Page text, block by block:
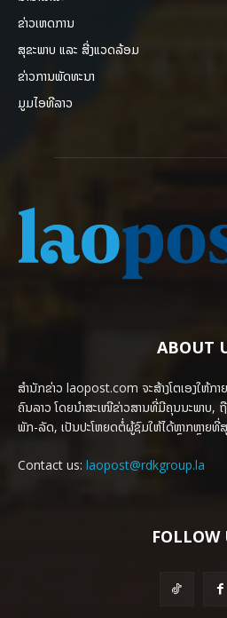
ຂ່າວເຫດການ
ສຸຂະພາບ ແລະ ສີ່ງແວດລ້ອມ
ຂ່າວການພັດທະນາ
ມູມໄອທີລາວ
ABOUT
ສຳນັກຂ່າວ laopost.com ຈະສ້າງໂຕເອງໃຫ້ກ
ຄົນລາວ ໂດຍນຳສະເໜີຂ່າວສານທີ່ມີຄຸນນະພາບ,
ພັກ-ລັດ, ເປັນປະໂຫຍດຕໍ່ຜູ້ຊົມໃຫ້ໄດ້ຫຼາກຫຼາຍທີ່
Contact us: laopost@rdkgroup.la
FOLLOW